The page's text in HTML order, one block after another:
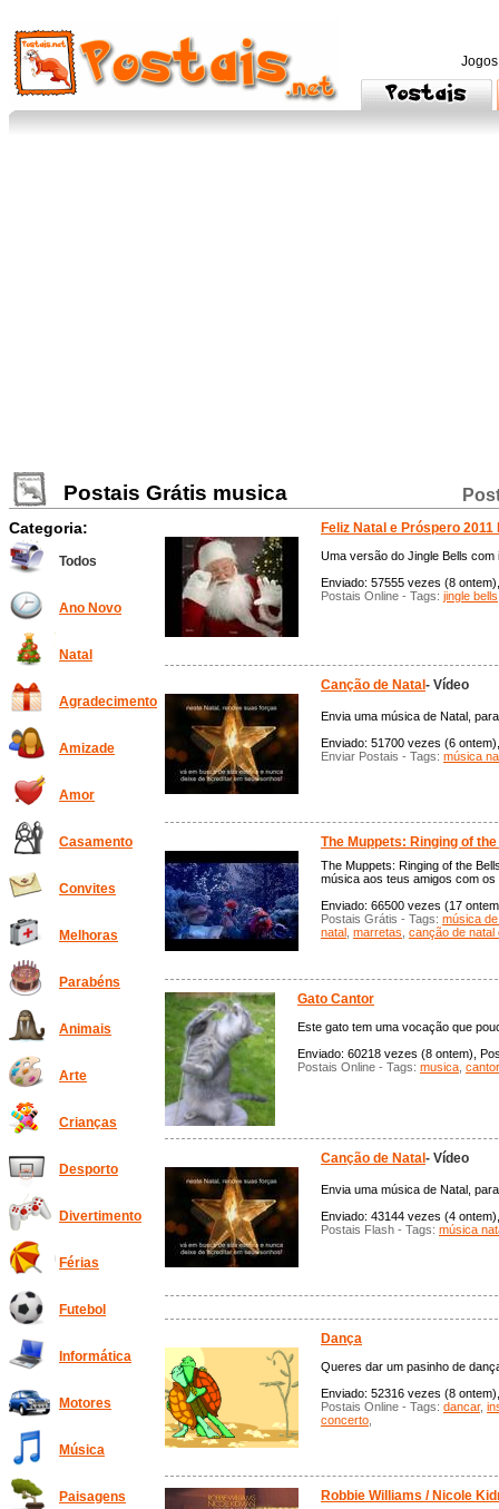
Postais Grátis musica
Categoria:
Todos
Ano Novo
Natal
Agradecimento
Amizade
Amor
Casamento
Convites
Melhoras
Parabéns
Animais
Arte
Crianças
Desporto
Divertimento
Férias
Futebol
Informática
Motores
Música
Paisagens
Feliz Natal e Próspero 2011
Uma versão do Jingle Bells com
Enviado: 57555 vezes (8
Postais Online - Tags: jingle bells
Canção de Natal - Vídeo
Envia uma música de Natal,
Enviado: 51700 vezes (6
Enviar Postais - Tags: música
The Muppets: Ringing of
The Muppets: Ringing of the
música aos teus amigos com os
Enviado: 66500 vezes (17
Postais Grátis - Tags: música
natal marretas canção de natal
Gato Cantor
Este gato tem uma vocação que
Enviado: 60218 vezes (8 ontem),
Postais Online - Tags: musica cantor
Canção de Natal - Vídeo
Envia uma música de Natal,
Enviado: 43144 vezes (4
Postais Flash - Tags: música
Dança
Queres dar um pasinho de
Enviado: 52316 vezes (8
Postais Online - Tags: dancar,
concerto
Robbie Williams / Nicole